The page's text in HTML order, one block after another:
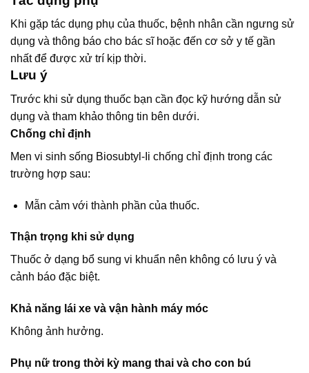
Khi gặp tác dụng phụ của thuốc, bệnh nhân cần ngưng sử
dụng và thông báo cho bác sĩ hoặc đến cơ sở y tế gần
nhất để được xử trí kịp thời.
Lưu ý
Trước khi sử dụng thuốc bạn cần đọc kỹ hướng dẫn sử
dụng và tham khảo thông tin bên dưới.
Chống chỉ định
Men vi sinh sống Biosubtyl-Ii chống chỉ định trong các
trường hợp sau:
Mẫn cảm với thành phần của thuốc.
Thận trọng khi sử dụng
Thuốc ở dạng bổ sung vi khuẩn nên không có lưu ý và
cảnh báo đặc biệt.
Khả năng lái xe và vận hành máy móc
Không ảnh hưởng.
Phụ nữ trong thời kỳ mang thai và cho con bú